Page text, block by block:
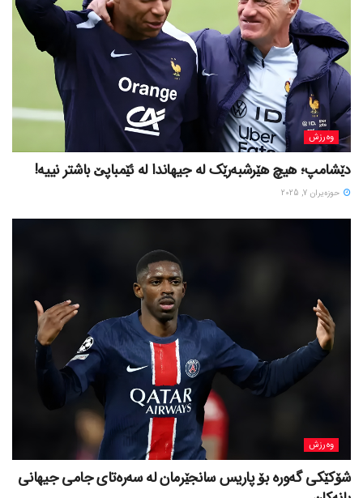
وەرزش
دێشامپ؛ هیچ هێرشبەرێک لە جیهاندا لە ئێمباپێ باشتر نییە!
حوزه‌یران 7, 2025
وەرزش
شۆکێکی گەورە بۆ پاریس سانجێرمان لە سەرەتای جامی جیهانی